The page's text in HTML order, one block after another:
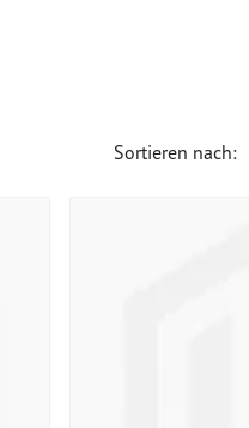
Sortieren nach: